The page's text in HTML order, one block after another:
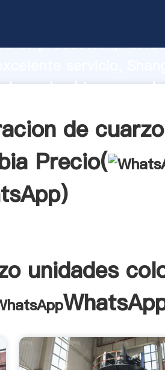
de producción,
colombia
de cuarzo
Precio(
)
unidades